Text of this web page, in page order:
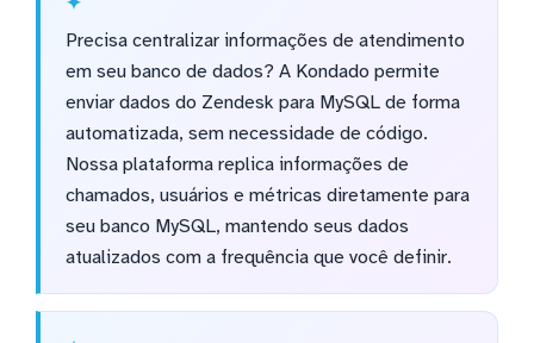
Precisa centralizar informações de atendimento
em seu banco de dados? A Kondado permite
enviar dados do Zendesk para MySQL de forma
automatizada, sem necessidade de código.
Nossa plataforma replica informações de
chamados, usuários e métricas diretamente para
seu banco MySQL, mantendo seus dados
atualizados com a frequência que você definir.